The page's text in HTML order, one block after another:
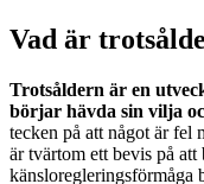
Vad är
Trotsåldern är en
börjar hävda sin vilja
tecken på att något är fel
är tvärtom ett bevis på
känsloregleringsförmåga